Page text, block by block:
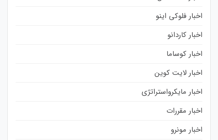
اخبار فلوکی اینو
اخبار کاردانو
اخبار کوساما
اخبار لایت کوین
اخبار مایکرواستراتژی
اخبار مقررات
اخبار مونرو